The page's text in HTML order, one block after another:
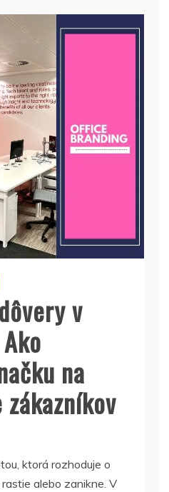
v
na
ktorá rozhoduje o
alebo zanikne. V